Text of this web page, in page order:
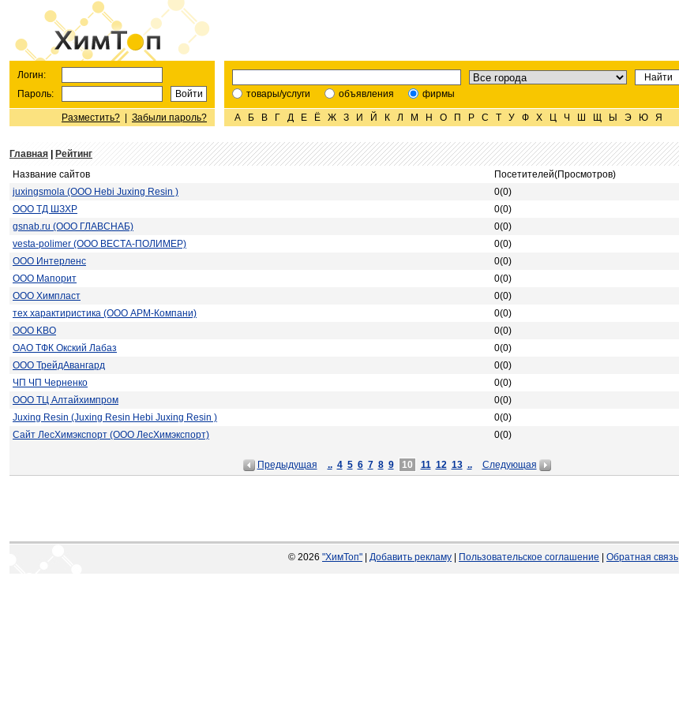
Логин:
Пароль:
Разместить? Забыли пароль?
товары/услуги объявления фирмы
А Б В Г Д Е Ё Ж З И Й К Л М Н О П Р С Т У Ф Х Ц Ч Ш Щ Ы Э Ю Я
Главная
Рейтинг
Название сайтов
Посетителей(Просмотров)
juxingsmola (OOO Hebi Juxing Resin )
0(0)
OOO ТД ШЗХР
0(0)
gsnab.ru (ООО ГЛАВСНАБ)
0(0)
vesta-polimer (ООО ВЕСТА-ПОЛИМЕР)
0(0)
ООО Интерленс
0(0)
ООО Мапорит
0(0)
ООО Химпласт
0(0)
тех характиристика (ООО АРМ-Компани)
0(0)
ООО KBO
0(0)
ОАО ТФК Окский Лабаз
0(0)
ООО ТрейдАвангард
0(0)
ЧП ЧП Черненко
0(0)
ООО ТЦ Алтайхимпром
0(0)
Juxing Resin (Juxing Resin Hebi Juxing Resin )
0(0)
Сайт ЛесХимэкспорт (ООО ЛесХимэкспорт)
0(0)
Предыдущая .. 4 5 6 7 8 9 10 11 12 13 .. Следующая
© 2026 "ХимТоп" Добавить рекламу Пользовательское соглашение Обратная связь